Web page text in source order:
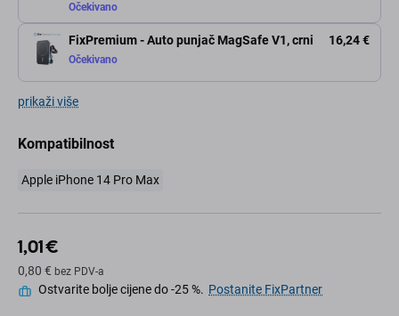
Očekivano
FixPremium - Auto punjač MagSafe V1, crni 16,24 €
Očekivano
prikaži više
Kompatibilnost
Apple iPhone 14 Pro Max
1,01 €
0,80 € bez PDV-a
Ostvarite bolje cijene do -25 %. Postanite FixPartner